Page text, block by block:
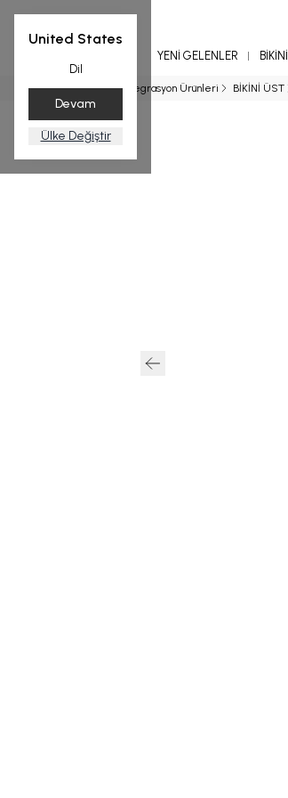
United States
Dil
Devam
Ülke Değiştir
YENİ GELENLER BİKİNİ
Ana Sayfa Entegrasyon Ürünleri BİKİNİ ÜST